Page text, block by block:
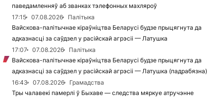
паведамленняў аб званках тэлефонных махляроў
17:15
07.08.2026
Палітыка
Вайскова-палітычнае кіраўніцтва Беларусі будзе прыцягнута да
адказнасці за саўдзел у расійскай агрэсіі — Латушка
17:07
07.08.2026
Палітыка
Вайскова-палітычнае кіраўніцтва Беларусі будзе прыцягнута да
адказнасці за саўдзел у расійскай агрэсіі — Латушка (падрабязна)
16:43
07.08.2026
Грамадства
Тры чалавекі памерлі ў Быхаве — следства мяркуе атручэнне